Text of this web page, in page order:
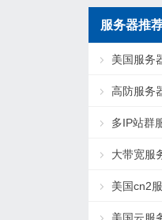
服务器推
美国服务
高防服务
多IP站群
大带宽服
美国cn2